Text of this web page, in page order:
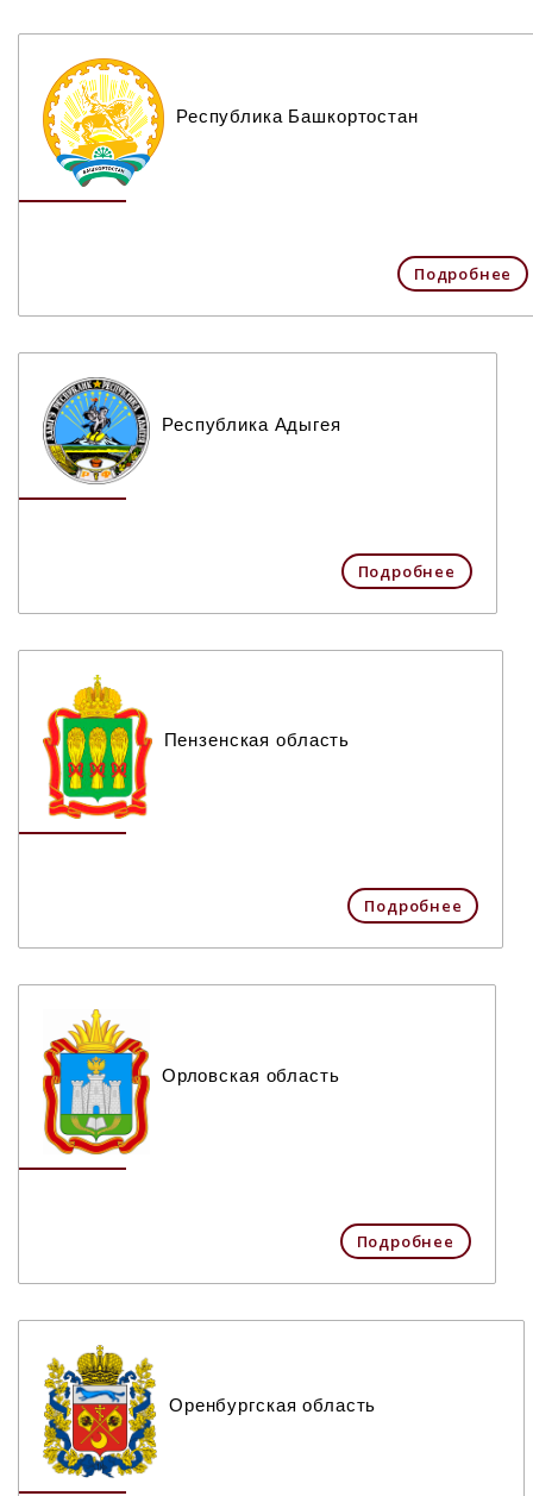
Республика Башкортостан
Подробнее
Республика Адыгея
Подробнее
Пензенская область
Подробнее
Орловская область
Подробнее
Оренбургская область